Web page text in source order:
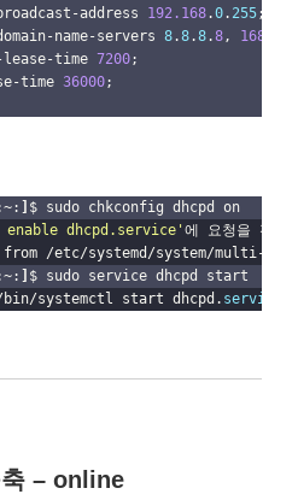
address
192.168.0. 255;
name-servers
8.8.8.8 , 168.126
time
7200;
time
36000;
$ sudo chkconfig dhcpd on
dhcpd.service' 에 요청을 전송
from /etc/systemd/system/multi-
$ sudo service dhcpd start
systemctl start dhcpd. service
– online